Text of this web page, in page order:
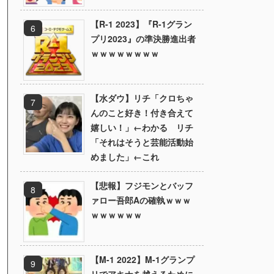
【R-1 2023】『R-1グラン
プリ2023』の準決勝進出者
ｗｗｗｗｗｗｗｗ
【水ダウ】リチ「クロちゃ
んのこと好き！付き合えて
嬉しい！」←わかる リチ
「それはそうと芸能活動始
めました」←これ
【悲報】フジモンとバッフ
ァロー吾郎Aの確執ｗｗｗ
ｗｗｗｗｗｗ
【M-1 2022】M-1グランプ